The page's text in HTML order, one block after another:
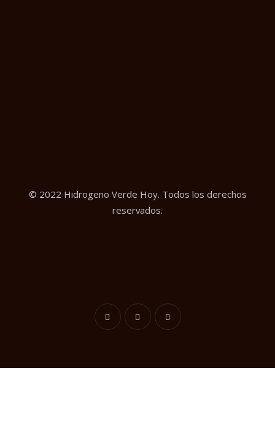
© 2022 Hidrogeno Verde Hoy. Todos los derechos
reservados.